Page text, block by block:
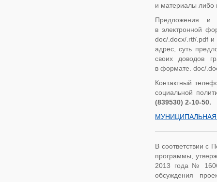
и материалы либо
Предложения и
в электронной
doc/.docx/.rtf/.pdf
адрес, суть
своих доводов
в формате. doc/
Контактный
социальной
(839530) 2-10-50.
В соответствии с
программы,
2013 года №
обсуждения